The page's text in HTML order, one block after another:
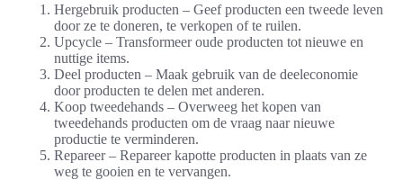
Hergebruik producten – Geef producten een tweede leven
door ze te doneren, te verkopen of te ruilen.
Upcycle – Transformeer oude producten tot nieuwe en
nuttige items.
Deel producten – Maak gebruik van de deeleconomie
door producten te delen met anderen.
Koop tweedehands – Overweeg het kopen van
tweedehands producten om de vraag naar nieuwe
productie te verminderen.
Repareer – Repareer kapotte producten in plaats van ze
weg te gooien en te vervangen.